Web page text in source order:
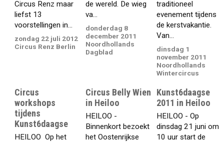
Circus Renz maar
liefst 13
voorstellingen in...
zondag 22 juli 2012
Circus Renz Berlin
de wereld. De wieg
va...
donderdag 8
december 2011
Noordhollands
Dagblad
traditioneel
evenement tijdens
de kerstvakantie.
Van...
dinsdag 1
november 2011
Noordhollands
Wintercircus
Circus
workshops
tijdens
Kunst6daagse
HEILOO  Op het
Circus Belly Wien
in Heiloo
HEILOO -
Binnenkort bezoekt
het Oostenrijkse
Kunst6daagse
2011 in Heiloo
HEILOO - Op
dinsdag 21 juni om
10 uur start de